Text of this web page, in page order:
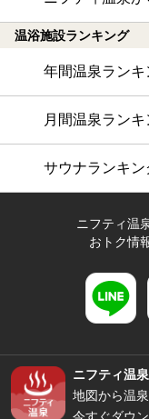
温浴施設ランキング
年間温泉ランキ
月間温泉ランキ
サウナランキン
ニフティ温
おトク情
ニフティ温
地図から温